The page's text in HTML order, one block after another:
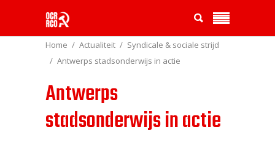
Home Actualiteit
Syndicale & sociale strijd
Antwerps stadsonderwijs in actie
Antwerps
stadsonderwijs in actie